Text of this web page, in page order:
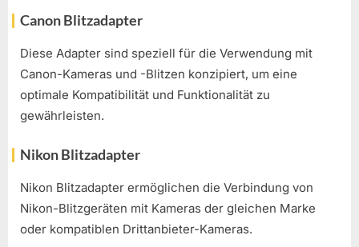
Canon Blitzadapter
Diese Adapter sind speziell für die Verwendung mit
Canon-Kameras und -Blitzen konzipiert, um eine
optimale Kompatibilität und Funktionalität zu
gewährleisten.
Nikon Blitzadapter
Nikon Blitzadapter ermöglichen die Verbindung von
Nikon-Blitzgeräten mit Kameras der gleichen Marke
oder kompatiblen Drittanbieter-Kameras.